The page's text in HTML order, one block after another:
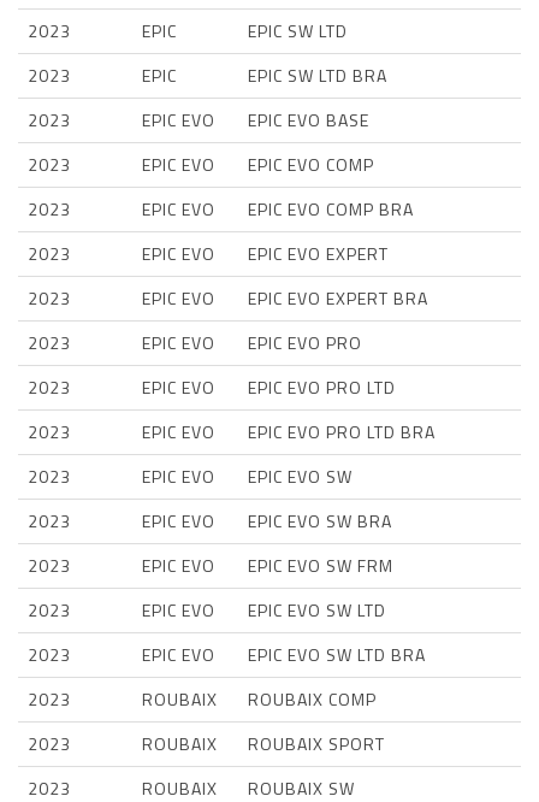
2023
EPIC
EPIC SW LTD
2023
EPIC
EPIC SW LTD BRA
2023
EPIC EVO
EPIC EVO BASE
2023
EPIC EVO
EPIC EVO COMP
2023
EPIC EVO
EPIC EVO COMP BRA
2023
EPIC EVO
EPIC EVO EXPERT
2023
EPIC EVO
EPIC EVO EXPERT BRA
2023
EPIC EVO
EPIC EVO PRO
2023
EPIC EVO
EPIC EVO PRO LTD
2023
EPIC EVO
EPIC EVO PRO LTD BRA
2023
EPIC EVO
EPIC EVO SW
2023
EPIC EVO
EPIC EVO SW BRA
2023
EPIC EVO
EPIC EVO SW FRM
2023
EPIC EVO
EPIC EVO SW LTD
2023
EPIC EVO
EPIC EVO SW LTD BRA
2023
ROUBAIX
ROUBAIX COMP
2023
ROUBAIX
ROUBAIX SPORT
2023
ROUBAIX
ROUBAIX SW